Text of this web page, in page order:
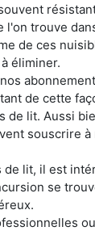
l'on trouve
de ces
éliminer.
de cette
de lit. Aussi
souscrire à
de lit, il est
se